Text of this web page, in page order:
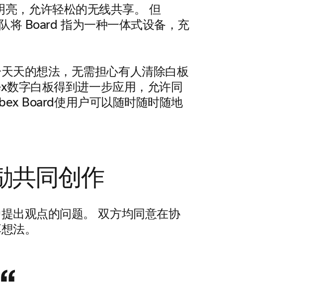
，允许轻松的无线共享。 但
将 Board 指为一种一体式设备，充
天的想法，无需担心有人清除白板
字白板得到进一步应用，允许同
Board使用户可以随时随时随地
共同创作
出观点的问题。 双方均同意在协
法。